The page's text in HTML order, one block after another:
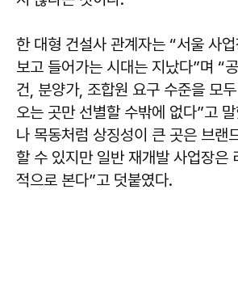
한 대형 건설사 관계자는 “서울 사
보고 들어가는 시대는 지났다”며 “
건, 분양가, 조합원 요구 수준을 모
오는 곳만 선별할 수밖에 없다”고
나 목동처럼 상징성이 큰 곳은 브랜
할 수 있지만 일반 재개발 사업장은
적으로 본다”고 덧붙였다.